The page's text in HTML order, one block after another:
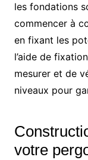
les fondations
commencer à
en fixant les
l’aide de
mesurer et de
niveaux pour
votre